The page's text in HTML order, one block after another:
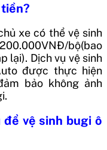
xe có thể vệ sinh
bộ(bao
lại). Dịch vụ vệ sinh
được thực hiện
bảo không ảnh
vệ sinh bugi ô